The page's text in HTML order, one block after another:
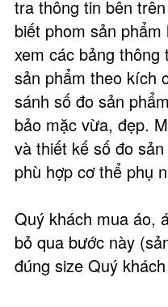
tra thông tin bên
biết phom sản
xem các bảng
sản phẩm theo kích
sánh số đo sản
bảo mặc vừa, đẹp.
và thiết kế số đo
phù hợp cơ thể phụ
Quý khách mua áo,
bỏ qua bước này
đúng size Quý